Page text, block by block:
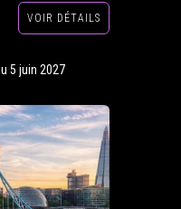
VOIR DÉTAILS
5 juin 2027